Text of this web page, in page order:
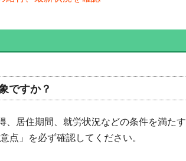
ですか？
、居住期間、就労状況などの条件を満たす
点」を必ず確認してください。